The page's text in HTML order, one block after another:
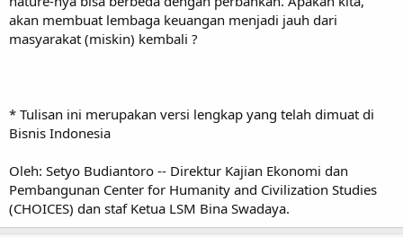
akan membuat lembaga keuangan menjadi jauh dari
masyarakat (miskin) kembali ?
* Tulisan ini merupakan versi lengkap yang telah dimuat di
Bisnis Indonesia
Oleh: Setyo Budiantoro -- Direktur Kajian Ekonomi dan
Pembangunan Center for Humanity and Civilization Studies
(CHOICES) dan staf Ketua LSM Bina Swadaya.